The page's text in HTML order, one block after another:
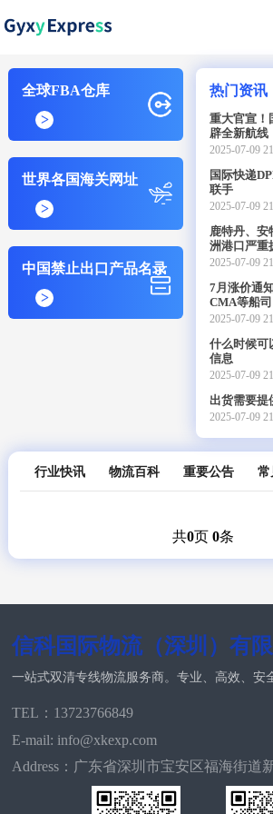
全球FBA仓库
>
世界各国海关网址
>
中国禁止出口产品名录
>
热门资讯
重大官宣！
辟全新航线
2025-07-09
国际快递
联手
2025-07-09
鹿特丹、安
洲港口严重
2025-07-09
7月涨价通
CMA等船
2025-07-09
什么时候可
信息
2025-07-09
出货需要提
2025-07-09
行业快讯 物流百科 重要公告 常
共0页 0条
信科国际物流（深圳）有
一站式双清专线物流服务商。专业、高效、安
TEL：13723766849
E-mail: info@xkexp.com
Address：广东省深圳市宝安区福海街道